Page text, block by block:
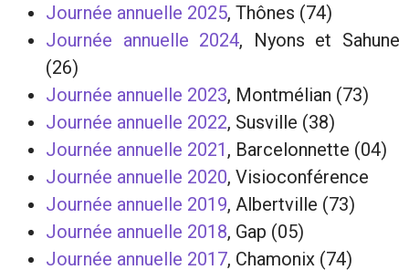
Journée annuelle 2025, Thônes (74)
Journée annuelle 2024, Nyons et Sahune
(26)
Journée annuelle 2023, Montmélian (73)
Journée annuelle 2022, Susville (38)
Journée annuelle 2021 , Barcelonnette (04)
Journée annuelle 2020, Visioconférence
Journée annuelle 2019, Albertville (73)
Journée annuelle 2018, Gap (05)
Journée annuelle 2017, Chamonix (74)